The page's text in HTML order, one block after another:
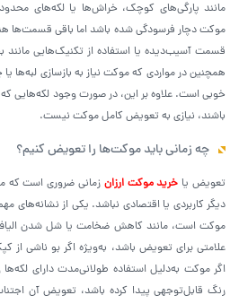
مانند پارگی‌های کوچک، خراش‌ها یا لکه‌های
موکت دچار فرسودگی شده باشد اما باقی قسمت‌ها
قسمت آسیب‌دیده یا استفاده از تکنیک‌هایی مانند
همچنین در مواردی که موکت نیاز به بازسازی لبه‌ها
خوبی است. علاوه بر این، در صورت وجود لکه‌هایی
باشند، نیازی به تعویض کامل موکت نیست.
چه زمانی باید موکت‌ها را تعویض کنیم؟
تعویض یا خرید موکت ارزان زمانی ضروری است که
دیگر کاربردی یا اقتصادی نباشد. یکی از
موکت است، مانند کاهش ضخامت یا شل شدن الیاف.
علامتی برای تعویض باشد، به‌ویژه اگر بو ناشی از
اگر موکت به‌دلیل استفاده طولانی‌مدت دارای
رنگ قابل‌توجهی پیدا کرده باشد، تعویض آن